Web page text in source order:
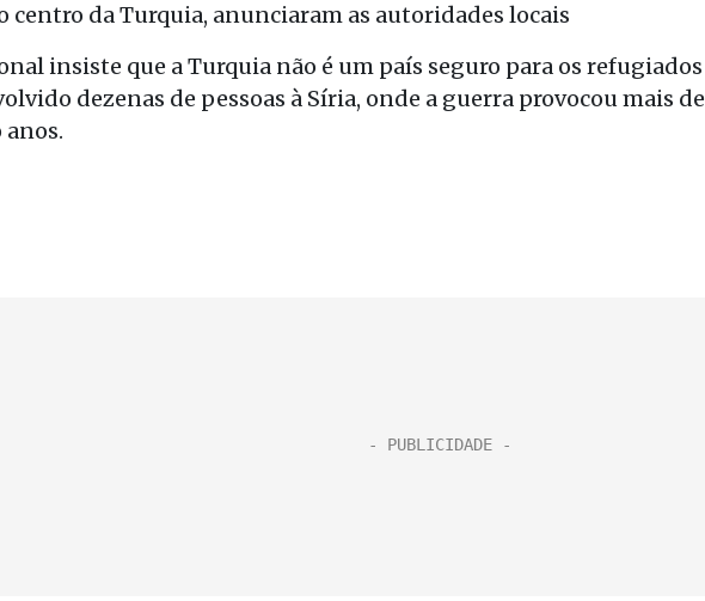
centro da Turquia, anunciaram as autoridades locais
insiste que a Turquia não é um país seguro para os refugiados
dezenas de pessoas à Síria, onde a guerra provocou mais de